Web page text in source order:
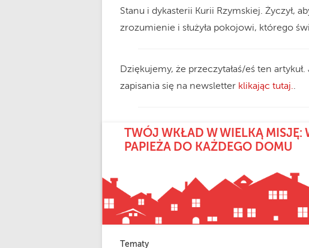
Stanu i dykasterii Kurii Rzymskiej. Życzył,
zrozumienie i służyła pokojowi, którego
Dziękujemy, że przeczytałaś/eś ten
zapisania się na newsletter klikając tutaj..
TWÓJ WKŁAD W WIELKĄ MISJĘ:
PAPIEŻA DO KAŻDEGO DOMU
Tematy